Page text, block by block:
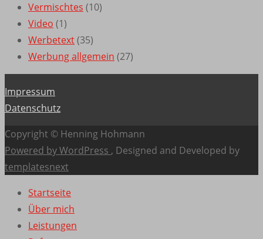
Vermischtes (10)
Video (1)
Werbetext(35)
Werbung allgemein (27)
Impressum
Datenschutz
Copyright © Henning Hohmann
Powered by WordPress , Designed and Developed by
templatesnext
Startseite
Über mich
Leistungen